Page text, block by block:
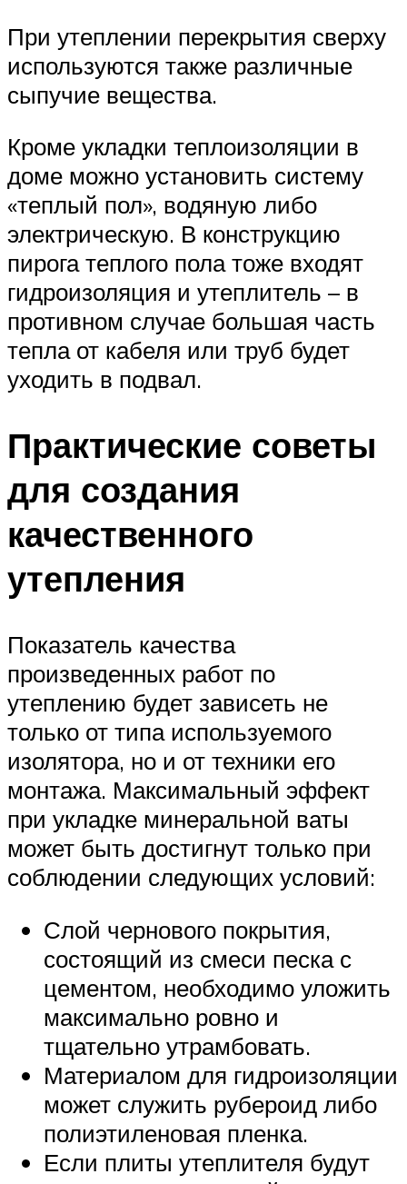
При утеплении перекрытия сверху
используются также различные
сыпучие вещества.
Кроме укладки теплоизоляции в
доме можно установить систему
«теплый пол», водяную либо
электрическую. В конструкцию
пирога теплого пола тоже входят
гидроизоляция и утеплитель – в
противном случае большая часть
тепла от кабеля или труб будет
уходить в подвал.
Практические советы
для создания
качественного
утепления
Показатель качества
произведенных работ по
утеплению будет зависеть не
только от типа используемого
изолятора, но и от техники его
монтажа. Максимальный эффект
при укладке минеральной ваты
может быть достигнут только при
соблюдении следующих условий:
Слой чернового покрытия,
состоящий из смеси песка с
цементом, необходимо уложить
максимально ровно и
тщательно утрамбовать.
Материалом для гидроизоляции
может служить рубероид либо
полиэтиленовая пленка.
Если плиты утеплителя будут